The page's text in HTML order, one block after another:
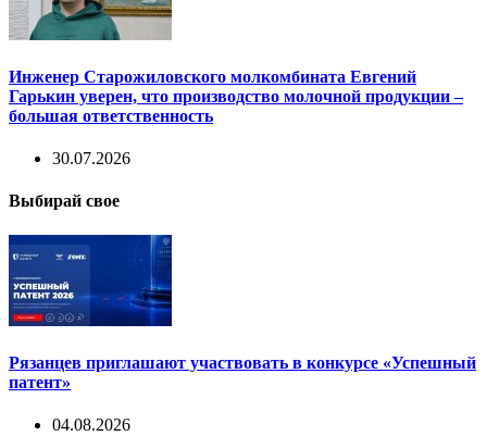
Инженер Старожиловского молкомбината Евгений
Гарькин уверен, что производство молочной продукции –
большая ответственность
30.07.2026
Выбирай свое
Рязанцев приглашают участвовать в конкурсе «Успешный
патент»
04.08.2026